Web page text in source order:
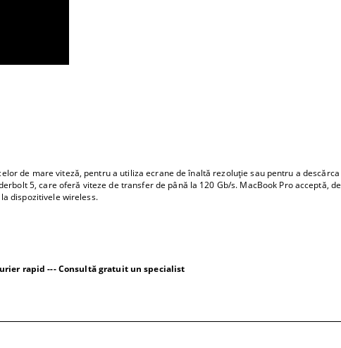
de mare viteză, pentru a utiliza ecrane de înaltă rezoluție sau pentru a descărca
5, care oferă viteze de transfer de până la 120 Gb/s. MacBook Pro acceptă, de
dispozitivele wireless.
rapid --- Consultă gratuit un specialist